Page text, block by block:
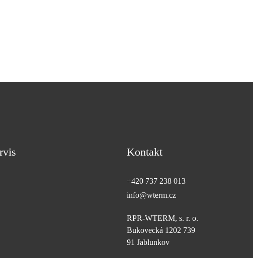
Kontakt
+420 737 238 013
info@wterm.cz
RPR-WTERM, s. r. o.
Bukovecká 1202 739
91 Jablunkov